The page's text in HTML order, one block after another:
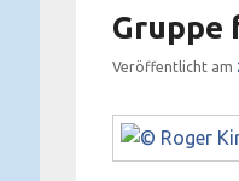
Gruppe
Veröffentlicht am